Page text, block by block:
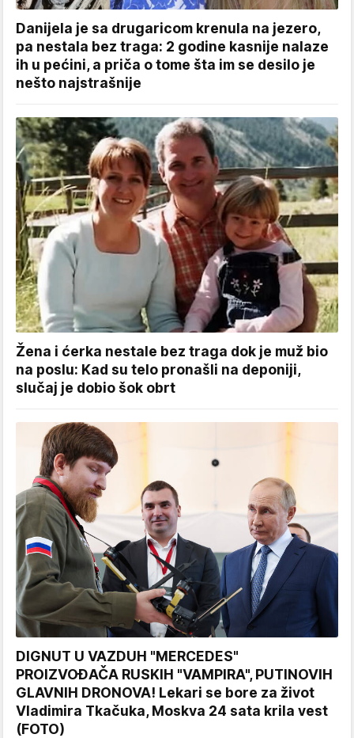
Danijela je sa drugaricom krenula na jezero,
pa nestala bez traga: 2 godine kasnije nalaze
ih u pećini, a priča o tome šta im se desilo je
nešto najstrašnije
Žena i ćerka nestale bez traga dok je muž bio
na poslu: Kad su telo pronašli na deponiji,
slučaj je dobio šok obrt
DIGNUT U VAZDUH "MERCEDES"
PROIZVOĐAČA RUSKIH "VAMPIRA", PUTINOVIH
GLAVNIH DRONOVA! Lekari se bore za život
Vladimira Tkačuka, Moskva 24 sata krila vest
(FOTO)